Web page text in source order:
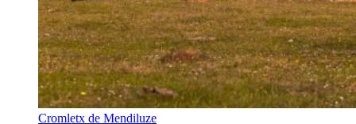
Cromletx de Mendiluze